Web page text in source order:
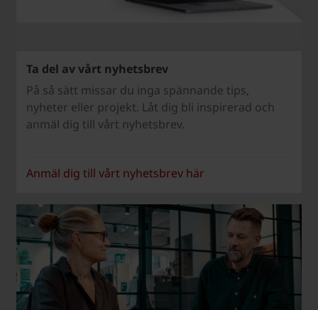
Ta del av vårt nyhetsbrev
På så sätt missar du inga spännande tips,
nyheter eller projekt. Låt dig bli inspirerad och
anmäl dig till vårt nyhetsbrev.
Anmäl dig till vårt nyhetsbrev här